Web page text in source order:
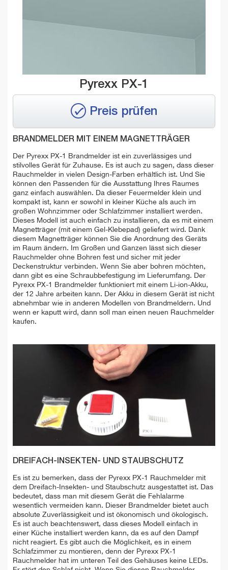
Pyrexx PX-1
Preis prüfen
BRANDMELDER MIT EINEM MAGNETTRÄGER
Der Pyrexx PX-1 Brandmelder ist ein zuverlässiges und
stilvolles Gerät für Zuhause. Es ist auch zu sagen, dass dieser
Rauchmelder in vielen Design-Farben erhältlich ist. Und Sie
können den Passenden für die Ausstattung Ihres Raumes
ganz einfach auswählen. Da dieser Feuermelder klein und
kompakt ist, kann er sowohl in kleiner Küche als auch im
großen Wohnzimmer oder Schlafzimmer installiert werden.
Dieses Modell ist auch einfach zu installieren, da es mit einem
Magnetträger (mit einem Gel-Klebepad) geliefert wird. Dank
diesem Magnetträger können Sie die Anordnung des Geräts
im Raum ändern. Im Großen und Ganzen lässt sich dieser
Rauchmelder ohne Bohren fest und sicher mit jeder
Deckenstruktur verbinden. Wenn Sie aber bohren möchten,
dann gibt es eine Schraubbefestigung im Lieferumfang. Der
Pyrexx PX-1 Brandmelder funktioniert mit einem Li-ion-Akku,
der 12 Jahre arbeiten kann. Der Akku in diesem Gerät ist nicht
abnehmbar wie in anderen Modellen von Brandmeldern. Und
wenn er kaputt wird, dann soll man einen neuen Rauchmelder
kaufen.
DREIFACH-INSEKTEN- UND STAUBSCHUTZ
Es ist zu bemerken, dass der Pyrexx PX-1 Rauchmelder mit
dem Dreifach-Insekten- und Staubschutz ausgestattet ist. Das
bedeutet, dass man mit diesem Gerät die Fehlalarme
wesentlich vermeiden kann. Dieser Brandmelder bietet auch
absolute Zuverlässigkeit und ist ökonomisch und ökologisch.
Es ist auch beachtenswert, dass dieses Modell einfach in
einer Küche installiert werden kann, da es auf den Dampf
nicht reagiert. Es gibt auch die Möglichkeit, es in einem
Schlafzimmer zu montieren, denn der Pyrexx PX-1
Rauchmelder hat im unteren Teil des Gehäuses keine LEDs.